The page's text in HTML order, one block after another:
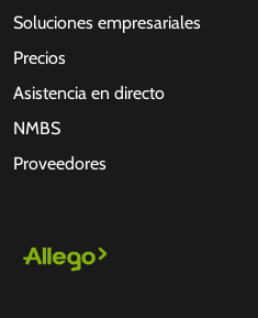
Soluciones empresariales
Precios
Asistencia en directo
NMBS
Proveedores